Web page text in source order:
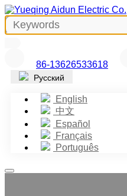
86-13626533618
Русский
English
中文
Español
Français
Português